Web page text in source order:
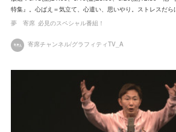
特集』。心ばえ＝気立て、心遣い、思いやり。ストレスだ
夢 寄席 必見のスペシャル番組！
寄席チャンネル/グラフィティTV_A